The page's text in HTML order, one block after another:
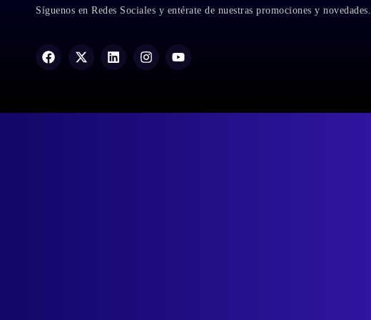
Síguenos en Redes Sociales y entérate de nuestras promociones y novedades.